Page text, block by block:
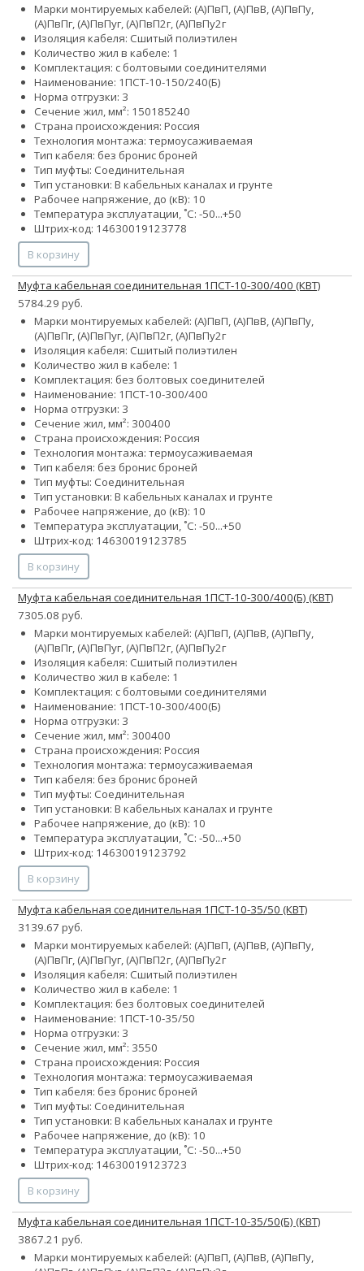
Марки монтируемых кабелей: (А)ПвП, (А)ПвВ, (А)ПвПу,
(А)ПвПг, (А)ПвПуг, (А)ПвП2г, (А)ПвПу2г
Изоляция кабеля: Сшитый полиэтилен
Количество жил в кабеле: 1
Комплектация: с болтовыми соединителями
Наименование: 1ПCТ-10-150/240(Б)
Норма отгрузки: 3
Сечение жил, мм²: 150185240
Страна происхождения: Россия
Технология монтажа: термоусаживаемая
Тип кабеля: без бронис броней
Тип муфты: Соединительная
Тип установки: В кабельных каналах и грунте
Рабочее напряжение, до (кВ): 10
Температура эксплуатации, ˚С: -50...+50
Штрих-код: 14630019123778
В корзину
Муфта кабельная соединительная 1ПСТ-10-300/400 (КВТ)
5784.29 руб.
Марки монтируемых кабелей: (А)ПвП, (А)ПвВ, (А)ПвПу,
(А)ПвПг, (А)ПвПуг, (А)ПвП2г, (А)ПвПу2г
Изоляция кабеля: Сшитый полиэтилен
Количество жил в кабеле: 1
Комплектация: без болтовых соединителей
Наименование: 1ПCТ-10-300/400
Норма отгрузки: 3
Сечение жил, мм²: 300400
Страна происхождения: Россия
Технология монтажа: термоусаживаемая
Тип кабеля: без бронис броней
Тип муфты: Соединительная
Тип установки: В кабельных каналах и грунте
Рабочее напряжение, до (кВ): 10
Температура эксплуатации, ˚С: -50...+50
Штрих-код: 14630019123785
В корзину
Муфта кабельная соединительная 1ПСТ-10-300/400(Б) (КВТ)
7305.08 руб.
Марки монтируемых кабелей: (А)ПвП, (А)ПвВ, (А)ПвПу,
(А)ПвПг, (А)ПвПуг, (А)ПвП2г, (А)ПвПу2г
Изоляция кабеля: Сшитый полиэтилен
Количество жил в кабеле: 1
Комплектация: с болтовыми соединителями
Наименование: 1ПCТ-10-300/400(Б)
Норма отгрузки: 3
Сечение жил, мм²: 300400
Страна происхождения: Россия
Технология монтажа: термоусаживаемая
Тип кабеля: без бронис броней
Тип муфты: Соединительная
Тип установки: В кабельных каналах и грунте
Рабочее напряжение, до (кВ): 10
Температура эксплуатации, ˚С: -50...+50
Штрих-код: 14630019123792
В корзину
Муфта кабельная соединительная 1ПСТ-10-35/50 (КВТ)
3139.67 руб.
Марки монтируемых кабелей: (А)ПвП, (А)ПвВ, (А)ПвПу,
(А)ПвПг, (А)ПвПуг, (А)ПвП2г, (А)ПвПу2г
Изоляция кабеля: Сшитый полиэтилен
Количество жил в кабеле: 1
Комплектация: без болтовых соединителей
Наименование: 1ПCТ-10-35/50
Норма отгрузки: 3
Сечение жил, мм²: 3550
Страна происхождения: Россия
Технология монтажа: термоусаживаемая
Тип кабеля: без бронис броней
Тип муфты: Соединительная
Тип установки: В кабельных каналах и грунте
Рабочее напряжение, до (кВ): 10
Температура эксплуатации, ˚С: -50...+50
Штрих-код: 14630019123723
В корзину
Муфта кабельная соединительная 1ПСТ-10-35/50(Б) (КВТ)
3867.21 руб.
Марки монтируемых кабелей: (А)ПвП, (А)ПвВ, (А)ПвПу,